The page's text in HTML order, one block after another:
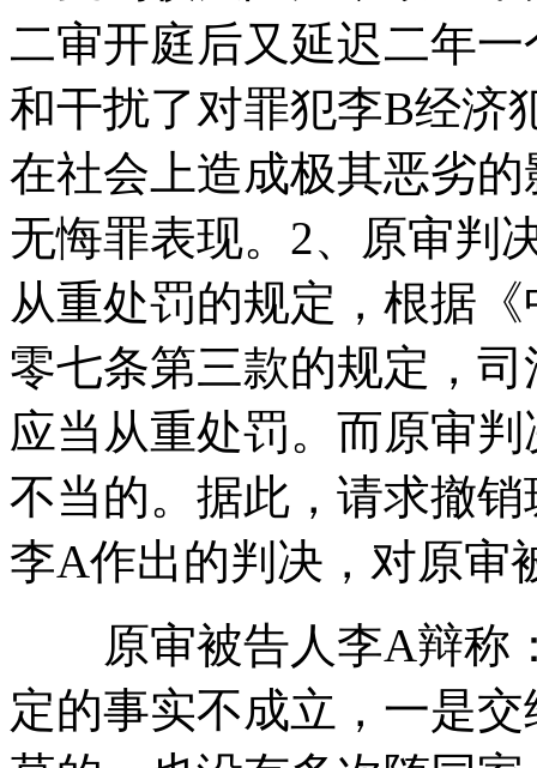
二审开庭后又延迟二年
和干扰了对罪犯李B经济
在社会上造成极其恶劣
无悔罪表现。2、原审判
从重处罚的规定，根据
零七条第三款的规定，
应当从重处罚。而原审
不当的。据此，请求撤
李A作出的判决，对原审
原审被告人李A辩称
定的事实不成立，一是